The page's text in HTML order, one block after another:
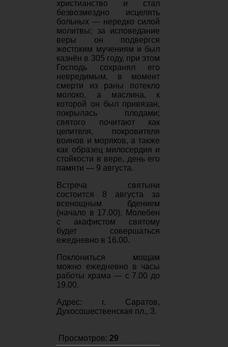
христианство и стал
безвозмездно исцелять
больных — нередко силой
молитвы; за исповедание
веры он подвергся
жестоким мучениям и был
казнён в 305 году, при этом
Господь сохранял его
невредимым, в момент
смерти из раны потекло
молоко, а маслина, к
которой он был привязан,
покрылась плодами;
святого почитают как
целителя, покровителя
воинов и моряков, а также
как образец милосердия и
стойкости в вере, день его
памяти — 9 августа.
Встреча святыни
состоится 8 августа за
всенощным бдением
(начало в 17.00). Молебен
с акафистом святому
будет совершаться
ежедневно в 16.00.
Поклониться мощам
можно ежедневно в часы
работы храма — с 7.00 до
19.00.
Адрес: г. Саратов,
Духосошественская пл., 3.
Просмотров: 29